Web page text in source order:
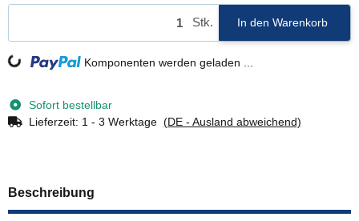
Stk. In den Warenkorb
Loading... Komponenten werden geladen ...
Sofort bestellbar
Lieferzeit: 1 - 3 Werktage (DE - Ausland abweichend)
Beschreibung